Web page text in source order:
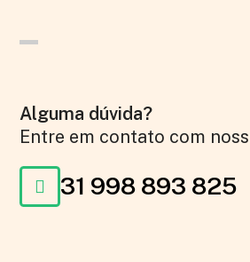
Alguma dúvida?
Entre em contato com
31 998 893 825